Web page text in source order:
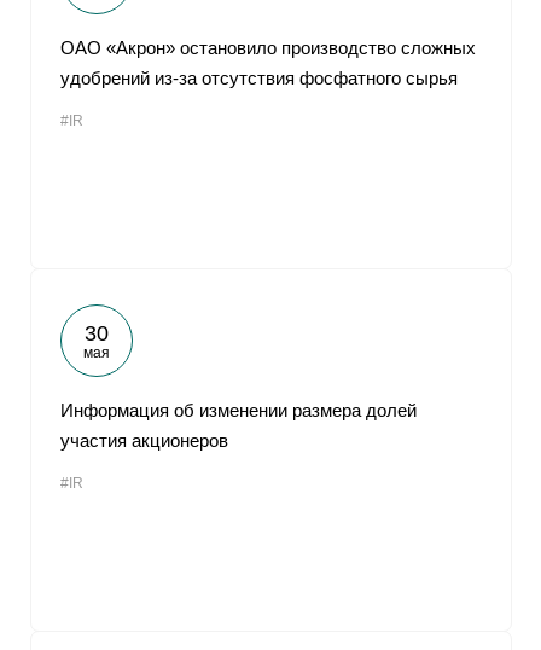
ОАО «Акрон» остановило производство сложных
удобрений из-за отсутствия фосфатного сырья
#IR
30
мая
Информация об изменении размера долей
участия акционеров
#IR